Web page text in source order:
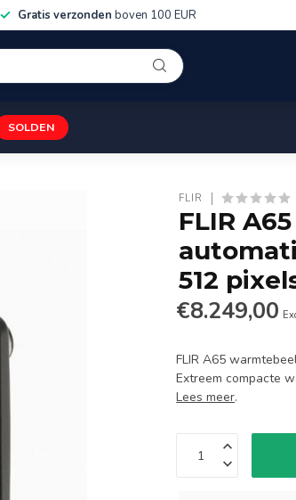
Gratis verzonden boven 100 EUR
SOLDEN
FLIR
FLIR
512
€8.249,00
FLIR A65
Extreem compacte
Lees meer.